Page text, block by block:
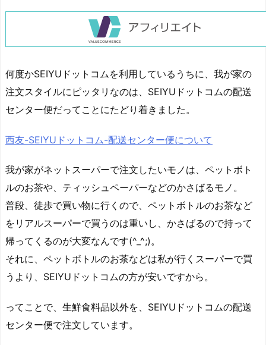
何度かSEIYUドットコムを利用しているうちに、我が家の
注文スタイルにピッタリなのは、SEIYUドットコムの配送
センター便だってことにたどり着きました。
西友-SEIYUドットコム-配送センター便について
我が家がネットスーパーで注文したいモノは、ペットボト
ルのお茶や、ティッシュペーパーなどのかさばるモノ。
普段、徒歩で買い物に行くので、ペットボトルのお茶など
をリアルスーパーで買うのは重いし、かさばるので持って
帰ってくるのが大変なんです(^_^;)。
それに、ペットボトルのお茶などは私が行くスーパーで買
うより、SEIYUドットコムの方が安いですから。
ってことで、生鮮食料品以外を、SEIYUドットコムの配送
センター便で注文しています。